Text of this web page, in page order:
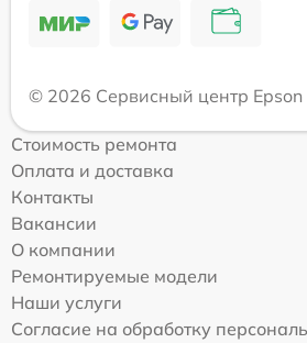
© 2026 Сервисный центр Epson
Стоимость ремонта
Оплата и доставка
Контакты
Вакансии
О компании
Ремонтируемые модели
Наши услуги
Согласие на обработку